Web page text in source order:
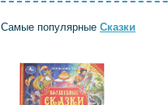
Самые популярные Сказки